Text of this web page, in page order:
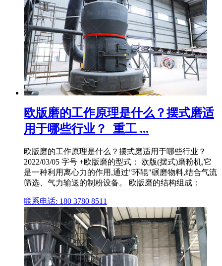
欧版磨的工作原理是什么？摆式磨适
用于哪些行业？_重工 ...
欧版磨的工作原理是什么？摆式磨适用于哪些行业？
2022/03/05 字号 +欧版磨的型式： 欧版(摆式)磨粉机,它
是一种利用离心力的作用,通过"环辊"碾磨物料,结合气流
筛选、气力输送的制粉设备。 欧版磨的结构组成：
联系电话: 180 3780 8511